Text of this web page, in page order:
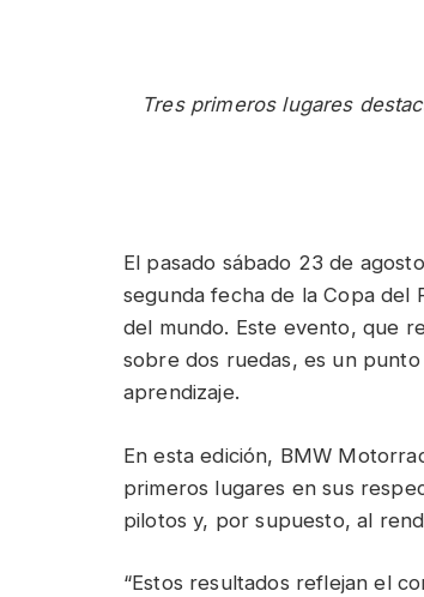
Tres primeros lugares
El pasado sábado 23 de
segunda fecha de la Copa del
del mundo. Este evento, que
sobre dos ruedas, es un
aprendizaje.
En esta edición, BMW
primeros lugares en sus
pilotos y, por supuesto, al
“Estos resultados reflejan el